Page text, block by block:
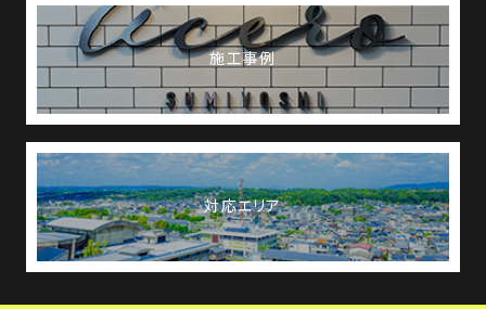
施工事例
対応エリア